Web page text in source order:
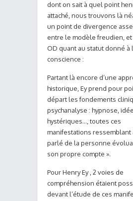
dont on sait à quel point
attaché, nous trouvons là
un point de divergence
entre le modèle freudien,
OD quant au statut donné à
conscience :
Partant là encore d’une
historique, Ey prend pour
départ les fondements
psychanalyse : hypnose,
hystériques…, toutes ces
manifestations ressemblant
parlé de la personne
son propre compte ».
Pour Henry Ey , 2 voies de
compréhension étaient
devant l’étude de ces